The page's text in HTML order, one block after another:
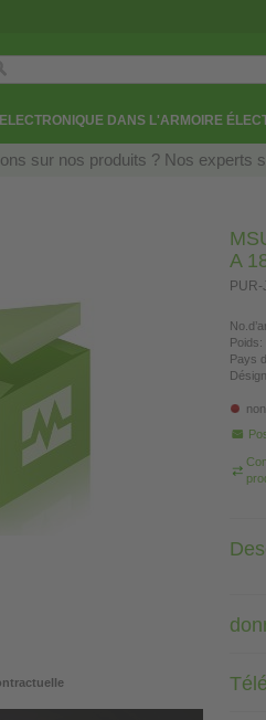
ELECTRONIQUE DANS L'ARMOIRE
sur nos produits ? Nos experts
A
Poids:
Pays